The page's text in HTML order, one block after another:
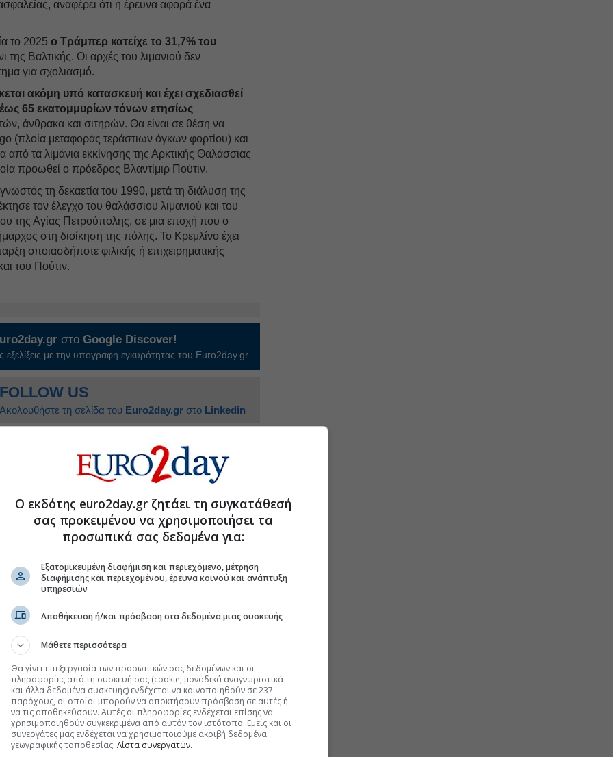
αναφέρει ότι η έρευνα αφορά ένα
το 2025ο Τράμπερ κατείχε το 31,7% του
της Βαλτικής. Οι αρχές του λιμανιού δεν
για σχολιασμό.
ακόμη υπό κατασκευή και έχει σχεδιασθεί
έως 65 εκατομμυρίων τόνων ετησίως
άνθρακα και σιτηρών. Θα είναι σε θέση να
(πλοία μεταφοράς τεράστιων όγκων φορτίου) και
από τα λιμάνια εκκίνησης της Αρκτικής Θαλάσσιας
προωθεί ο πρόεδρος Βλαντίμιρ Πούτιν.
τη δεκαετία του 1990, μετά τη διάλυση της
τον έλεγχο του θαλάσσιου λιμανιού και του
της Αγίας Πετρούπολης, σε μια εποχή που ο
στη διοίκηση της πόλης. Το Κρεμλίνο έχει
οποιασδήποτε φιλικής ή επιχειρηματικής
του Πούτιν.
στοGoogle Discover!
εξελίξεις με την υπογραφη εγκυρότητας του Euro2day.gr
FOLLOW US
Ακολουθήστε τη σελίδα του Euro2day.gr στο Linkedin
της δικογραφίας για τις υποκλοπές
έλαβε η 46χρονη κατηγορούμενη
για την πυρκαγιά στη Δυτική Αττική
κατηγορείται για την επίθεση στη Marfin
στο Discover
Ο εκδότης euro2day.gr ζητάει τη συγκατάθεσή
σας προκειμένου να χρησιμοποιήσει τα
προσωπικά σας δεδομένα για:
Εξατομικευμένη διαφήμιση και περιεχόμενο, μέτρηση
διαφήμισης και περιεχομένου, έρευνα κοινού και ανάπτυξη
υπηρεσιών
Αποθήκευση ή/και πρόσβαση στα δεδομένα μιας συσκευής
Μάθετε περισσότερα
Θα γίνει επεξεργασία των προσωπικών σας δεδομένων και οι
πληροφορίες από τη συσκευή σας (cookie, μοναδικά αναγνωριστικά
και άλλα δεδομένα συσκευής) ενδέχεται να κοινοποιηθούν σε 237
παρόχους, οι οποίοι μπορούν να αποκτήσουν πρόσβαση σε αυτές ή
να τις αποθηκεύσουν. Αυτές οι πληροφορίες ενδέχεται επίσης να
χρησιμοποιηθούν συγκεκριμένα από αυτόν τον ιστότοπο. Εμείς και οι
συνεργάτες μας ενδέχεται να χρησιμοποιούμε ακριβή δεδομένα
γεωγραφικής τοποθεσίας. Λίστα συνεργατών.